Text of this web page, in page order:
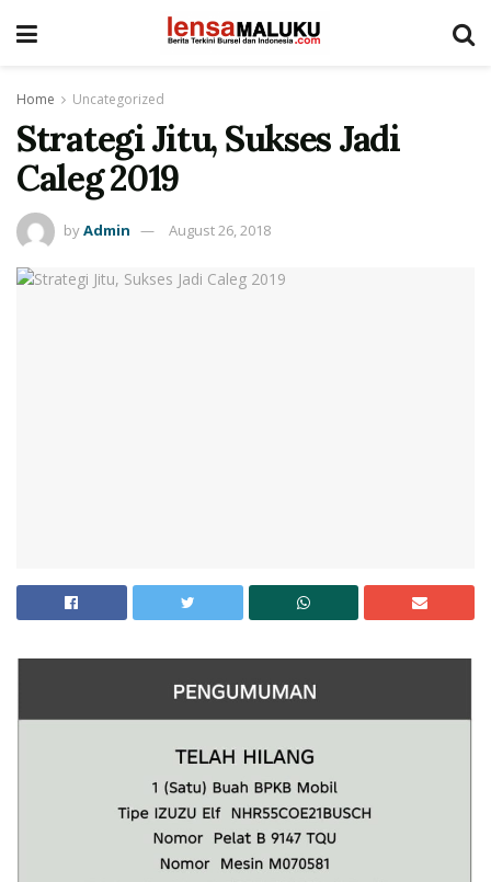
Home Uncategorized
Strategi Jitu, Sukses Jadi
Caleg 2019
byAdmin August 26, 2018